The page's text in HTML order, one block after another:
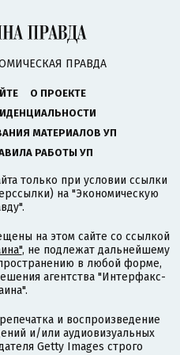
ПРАВДА
О ПРОЕКТЕ
МАТЕРИАЛОВ УП
РАБОТЫ УП
только при условии ссылки
на "Экономическую
на этом сайте со ссылкой
, не подлежат дальнейшему
в любой форме,
агентства "Интерфакс-
и воспроизведение
и/или аудиовизуальных
Getty Images строго